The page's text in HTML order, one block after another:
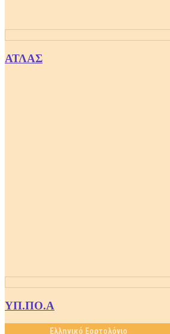
ΑΤΛΑΣ
ΥΠ.ΠΟ.Α